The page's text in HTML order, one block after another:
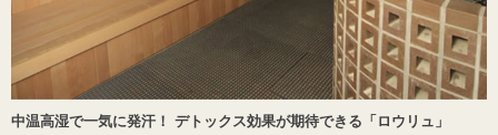
中温高湿で一気に発汗！ デトックス効果が期待できる「ロウリュ」